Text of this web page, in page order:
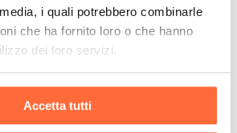
i quali potrebbero combinarle
che ha fornito loro o che hanno
dei loro servizi.
Accetta tutti